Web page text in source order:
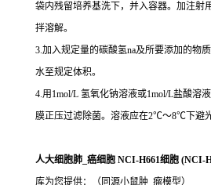
袋内残留培养基洗下，并入容器。加注射
拌溶解。
3.加入规定量的碳酸氢na及所要添加的物
水至规定体积。
4.用1mol/L 氢氧化钠溶液或1mol/L盐酸溶
膜正压过滤除菌。溶液应在2℃～8℃下避光
人大细胞肺_癌细胞 NCI-H661细胞 (NCI-
库为您提供：（同源小鼠肿_瘤模型）